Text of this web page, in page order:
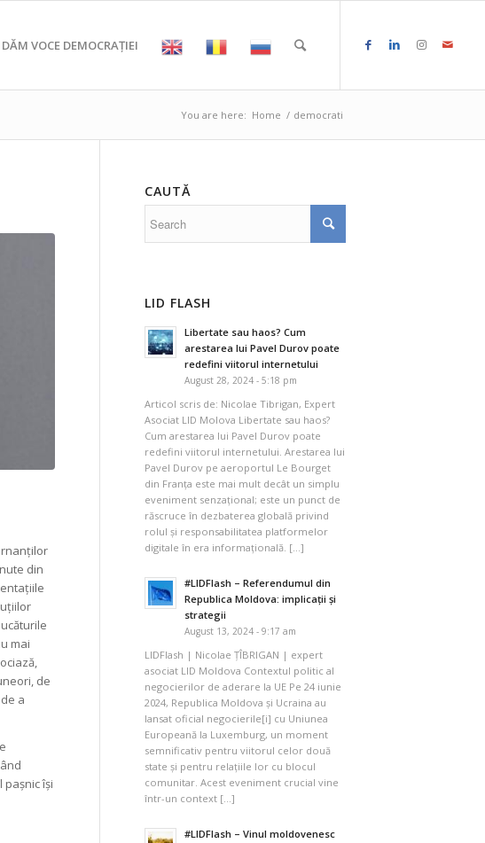
DĂM VOCE DEMOCRAȚIEI
You are here: Home / democrati
din
mai
de
a
își
CAUTĂ
LID FLASH
Libertate sau haos? Cum
arestarea lui Pavel Durov poate
redefini viitorul internetului
August 28, 2024 - 5:18 pm
Articol scris de: Nicolae Tibrigan, Expert
Asociat LID Molova Libertate sau haos?
Cum arestarea lui Pavel Durov poate
redefini viitorul internetului. Arestarea lui
Pavel Durov pe aeroportul Le Bourget
din Franța este mai mult decât un simplu
eveniment senzațional; este un punct de
răscruce în dezbaterea globală privind
rolul și responsabilitatea platformelor
digitale în era informațională. […]
#LIDFlash – Referendumul din
Republica Moldova: implicații și
strategii
August 13, 2024 - 9:17 am
LIDFlash | Nicolae ȚÎBRIGAN | expert
asociat LID Moldova Contextul politic al
negocierilor de aderare la UE Pe 24 iunie
2024, Republica Moldova și Ucraina au
lansat oficial negocierile[i] cu Uniunea
Europeană la Luxemburg, un moment
semnificativ pentru viitorul celor două
state și pentru relațiile lor cu blocul
comunitar. Acest eveniment crucial vine
într-un context […]
#LIDFlash – Vinul moldovenesc